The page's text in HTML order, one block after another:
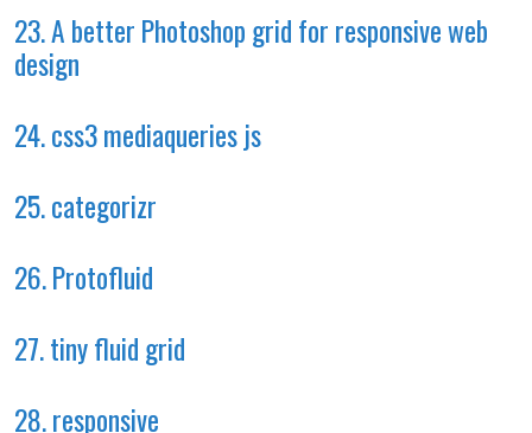
23. A better Photoshop grid for responsive web
design
24. css3 mediaqueries js
25. categorizr
26. Protofluid
27. tiny fluid grid
28. responsive